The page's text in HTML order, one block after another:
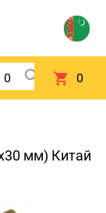
0 0
мм) Китай